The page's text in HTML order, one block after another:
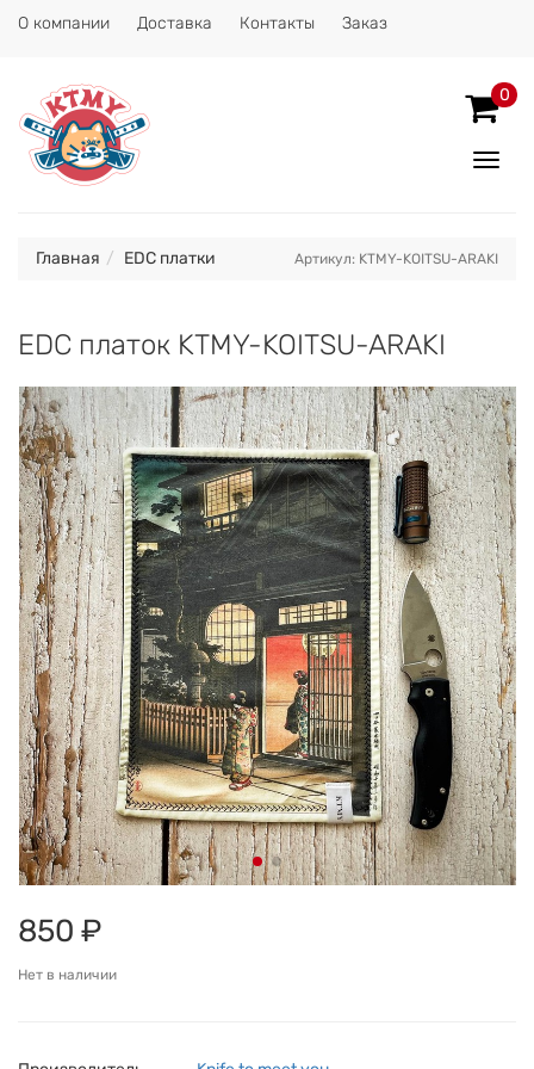
О компании Доставка Контакты Заказ
0
Главная EDC платки Артикул: KTMY-KOITSU-ARAKI
EDC платок KTMY-KOITSU-ARAKI
850 ₽
Нет в наличии